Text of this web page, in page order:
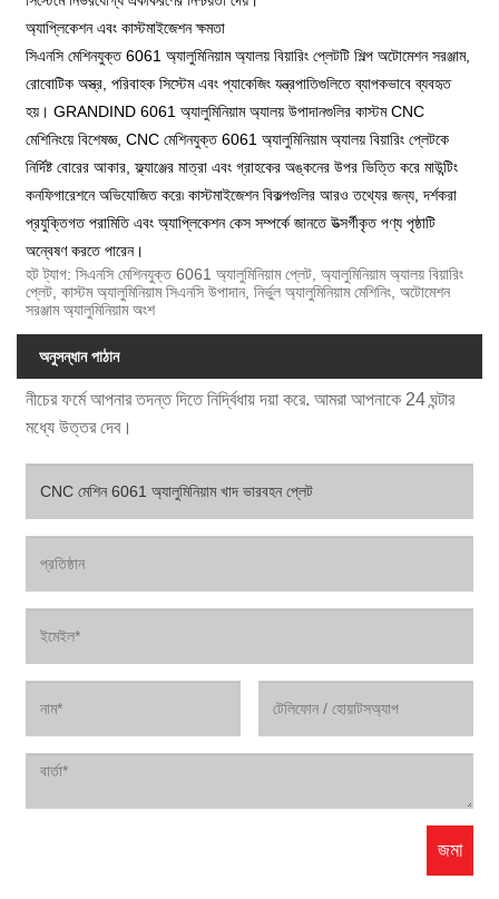
অ্যাপ্লিকেশন এবং কাস্টমাইজেশন ক্ষমতা
সিএনসি মেশিনযুক্ত 6061 অ্যালুমিনিয়াম অ্যালয় বিয়ারিং প্লেটটি শিল্প অটোমেশন সরঞ্জাম,
রোবোটিক অস্ত্র, পরিবাহক সিস্টেম এবং প্যাকেজিং যন্ত্রপাতিগুলিতে ব্যাপকভাবে ব্যবহৃত
হয়। GRANDIND 6061 অ্যালুমিনিয়াম অ্যালয় উপাদানগুলির কাস্টম CNC
মেশিনিংয়ে বিশেষজ্ঞ, CNC মেশিনযুক্ত 6061 অ্যালুমিনিয়াম অ্যালয় বিয়ারিং প্লেটকে
নির্দিষ্ট বোরের আকার, ফ্ল্যাঞ্জের মাত্রা এবং গ্রাহকের অঙ্কনের উপর ভিত্তি করে মাউন্টিং
কনফিগারেশনে অভিযোজিত করে৷ কাস্টমাইজেশন বিকল্পগুলির আরও তথ্যের জন্য, দর্শকরা
প্রযুক্তিগত পরামিতি এবং অ্যাপ্লিকেশন কেস সম্পর্কে জানতে উত্সর্গীকৃত পণ্য পৃষ্ঠাটি
অন্বেষণ করতে পারেন।
হট ট্যাগ: সিএনসি মেশিনযুক্ত 6061 অ্যালুমিনিয়াম প্লেট, অ্যালুমিনিয়াম অ্যালয় বিয়ারিং
প্লেট, কাস্টম অ্যালুমিনিয়াম সিএনসি উপাদান, নির্ভুল অ্যালুমিনিয়াম মেশিনিং, অটোমেশন
সরঞ্জাম অ্যালুমিনিয়াম অংশ
অনুসন্ধান পাঠান
নীচের ফর্মে আপনার তদন্ত দিতে নির্দ্বিধায় দয়া করে. আমরা আপনাকে 24 ঘন্টার
মধ্যে উত্তর দেব।